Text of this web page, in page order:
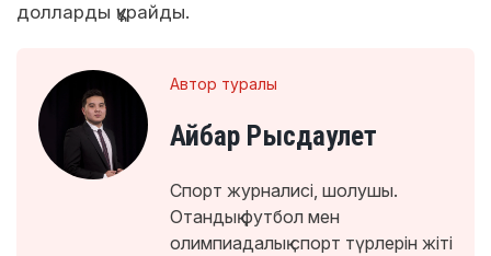
долларды құрайды.
Автор туралы
Айбар Рысдаулет
Спорт журналисі, шолушы.
Отандық футбол мен
олимпиадалық спорт түрлерін жіті